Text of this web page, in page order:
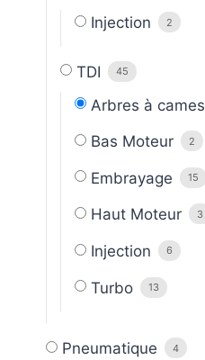
Injection 2
TDI 45
Arbres à cames
Bas Moteur 2
Embrayage 15
Haut Moteur 3
Injection 6
Turbo 13
Pneumatique 4